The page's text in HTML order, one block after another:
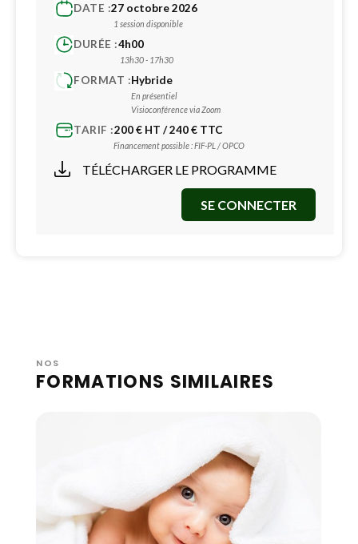
DATE :27 octobre 2026
1 session disponible
DURÉE :4h00
13h30 - 17h30
FORMAT :Hybride
En présentiel
Visioconférence via Zoom
TARIF :200 € HT / 240 € TTC
Financement possible : FIF-PL / OPCO
TÉLÉCHARGER LE PROGRAMME
SE CONNECTER
NOS
FORMATIONS SIMILAIRES